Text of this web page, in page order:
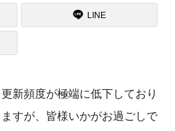
LINE
更新頻度が極端に低下しており
ますが、皆様いかがお過ごしで